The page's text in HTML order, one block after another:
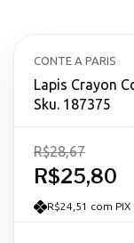
CONTE A PARIS
Lapis Crayon
Sku. 187375
R$25,80
R$28,67
R$24,51 com PIX